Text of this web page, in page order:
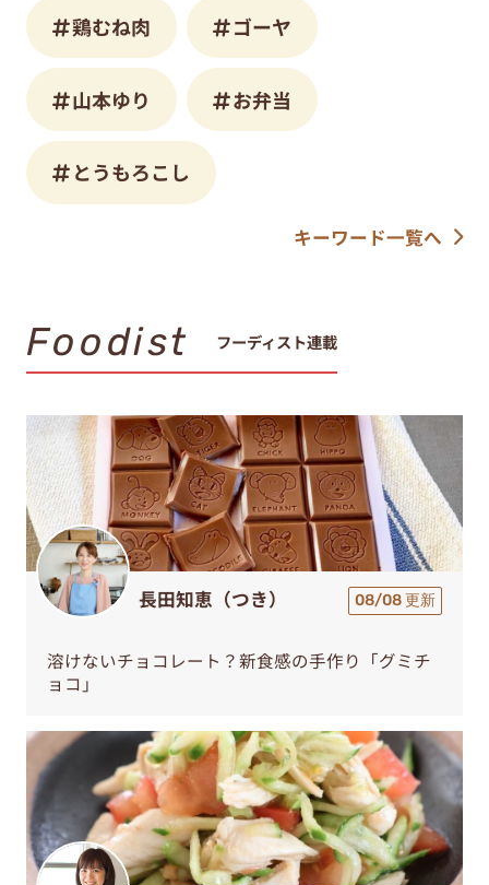
鶏むね肉 ゴーヤ
山本ゆり お弁当
とうもろこし
キーワード一覧へ
Foodist フーディスト連載
長田知恵（つき） 08/08 更新
溶けないチョコレート？新食感の手作り「グミチ
ョコ」